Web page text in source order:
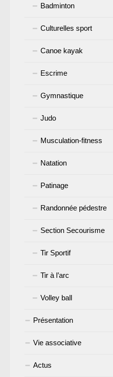
Badminton
Culturelles sport
Canoe kayak
Escrime
Gymnastique
Judo
Musculation-fitness
Natation
Patinage
Randonnée pédestre
Section Secourisme
Tir Sportif
Tir à l’arc
Volley ball
Présentation
Vie associative
Actus